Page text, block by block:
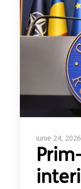
iunie 24, 2026